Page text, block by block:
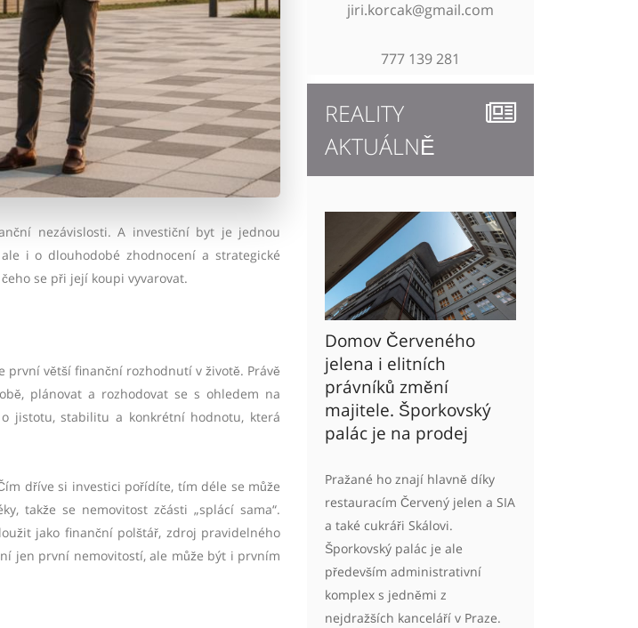
nezávislosti. A investiční byt je jednou
i o dlouhodobé zhodnocení a strategické
se při její koupi vyvarovat.
první větší finanční rozhodnutí v životě. Právě
plánovat a rozhodovat se s ohledem na
jistotu, stabilitu a konkrétní hodnotu, která
dříve si investici pořídíte, tím déle se může
takže se nemovitost zčásti „splácí sama“.
jako finanční polštář, zdroj pravidelného
jen první nemovitostí, ale může být i prvním
jiri.korcak@gmail.com
777 139 281
REALITY
AKTUÁLNĚ
Domov Červeného
jelena i elitních
právníků změní
majitele. Šporkovský
palác je na prodej
Pražané ho znají hlavně díky
restauracím Červený jelen a SIA
a také cukráři Skálovi.
Šporkovský palác je ale
především administrativní
komplex s jedněmi z
nejdražších kanceláří v Praze.